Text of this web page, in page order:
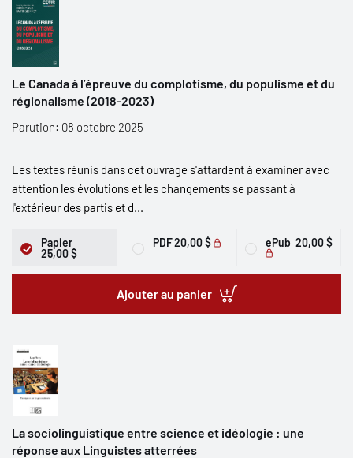
Le Canada à l’épreuve du complotisme, du populisme et du
régionalisme (2018-2023)
Parution: 08 octobre 2025
Les textes réunis dans cet ouvrage s'attardent à examiner avec
attention les évolutions et les changements se passant à
l'extérieur des partis et d...
Papier
25,00 $
PDF20,00 $ ePub 20,00 $
Ajouter au panier
La sociolinguistique entre science et idéologie : une
réponse aux Linguistes atterrées